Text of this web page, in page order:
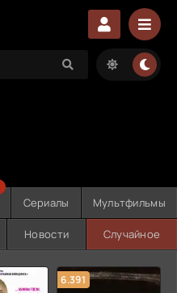
Сериалы Мультфильмы
Новости Случайное
6.391